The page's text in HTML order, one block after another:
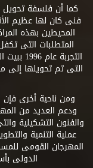
كما أن فلسفة تحويل
فنى كان لها عظيم
المحيطين بهذه
المتطلبات التى
ومن ناحية أخرى فإن
ودعم العديد من
والفنون التشكيلية
عملية التنمية
المهرجان القومى
الدولى